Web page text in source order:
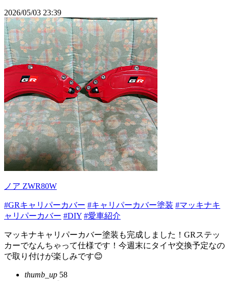
2026/05/03 23:39
ノア ZWR80W
#GRキャリパーカバー #キャリパーカバー塗装 #マッキナキ
ャリパーカバー #DIY #愛車紹介
マッキナキャリパーカバー塗装も完成しました！GRステッ
カーでなんちゃって仕様です！今週末にタイヤ交換予定なの
で取り付けが楽しみです😊
thumb_up 58